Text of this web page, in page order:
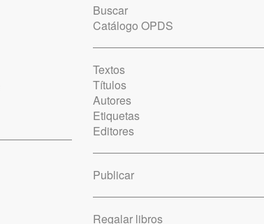
Buscar
Catálogo OPDS
Textos
Títulos
Autores
Etiquetas
Editores
Publicar
Regalar libros